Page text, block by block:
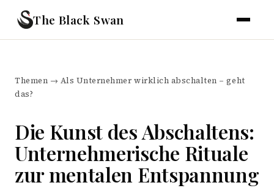
The Black Swan
Themen → Als Unternehmer wirklich abschalten – geht
das?
Die Kunst des Abschaltens:
Unternehmerische Rituale
zur mentalen Entspannung